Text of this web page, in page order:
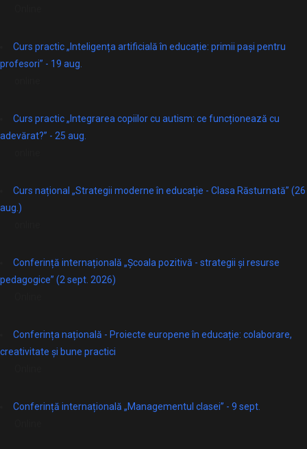
Curs practic „Inteligența artificială în educație: primii pași pentru
profesori” - 19 aug.
Curs practic „Integrarea copiilor cu autism: ce funcționează cu
adevărat?” - 25 aug.
Curs național „Strategii moderne în educație - Clasa Răsturnată” (26
aug.)
Conferință internațională „Școala pozitivă - strategii și resurse
pedagogice” (2 sept. 2026)
Conferința națională - Proiecte europene în educație: colaborare,
creativitate și bune practici
Conferință internațională „Managementul clasei” - 9 sept.